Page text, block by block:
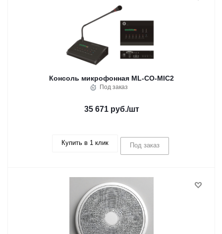
Консоль микрофонная ML-CO-MIC2
Под заказ
35 671 руб./шт
Купить в 1 клик Под заказ